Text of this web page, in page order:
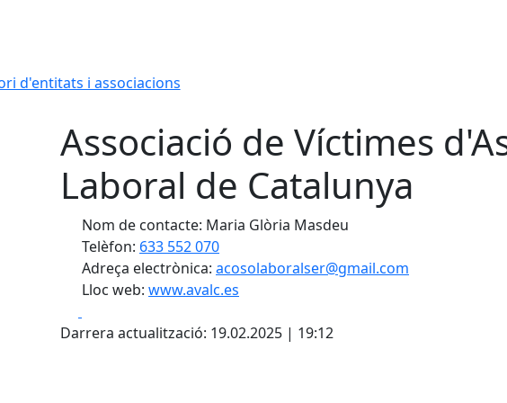
d'entitats i associacions
Associació de Víctimes
Laboral de Catalunya
Nom de contacte: Maria Glòria Masdeu
Telèfon: 633 552 070
Adreça electrònica: acosolaboralser@gmail.com
Lloc web: www.avalc.es
Darrera actualització: 19.02.2025 | 19:12